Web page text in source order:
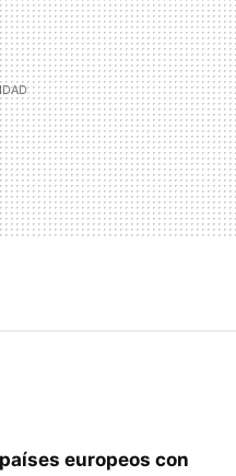
europeos con